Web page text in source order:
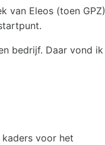
van Eleos (toen GPZ)
bedrijf. Daar vond ik
voor het